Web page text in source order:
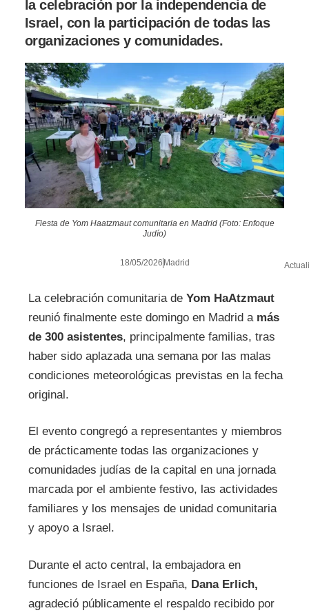
la celebración por la independencia de
Israel, con la participación de todas las
organizaciones y comunidades.
Fiesta de Yom Haatzmaut comunitaria en Madrid (Foto: Enfoque
Judío)
18/05/2026 Madrid
La celebración comunitaria de Yom HaAtzmaut
reunió finalmente este domingo en Madrid a más
de 300 asistentes, principalmente familias, tras
haber sido aplazada una semana por las malas
condiciones meteorológicas previstas en la fecha
original.
El evento congregó a representantes y miembros
de prácticamente todas las organizaciones y
comunidades judías de la capital en una jornada
marcada por el ambiente festivo, las actividades
familiares y los mensajes de unidad comunitaria
y apoyo a Israel.
Durante el acto central, la embajadora en
funciones de Israel en España, Dana Erlich,
agradeció públicamente el respaldo recibido por